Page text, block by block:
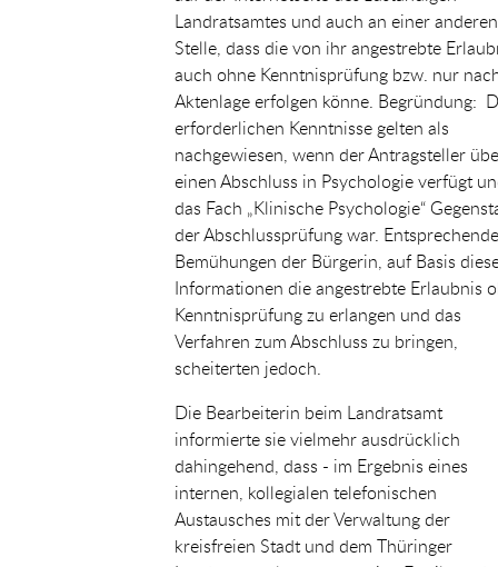
Landratsamtes und auch an einer anderen
Stelle, dass die von ihr angestrebte
auch ohne Kenntnisprüfung bzw. nur
Aktenlage erfolgen könne. Begründung:
erforderlichen Kenntnisse gelten als
nachgewiesen, wenn der Antragsteller
einen Abschluss in Psychologie verfügt
das Fach „Klinische Psychologie“
der Abschlussprüfung war. Entsprechende
Bemühungen der Bürgerin, auf Basis
Informationen die angestrebte Erlaubnis
Kenntnisprüfung zu erlangen und das
Verfahren zum Abschluss zu bringen,
scheiterten jedoch.
Die Bearbeiterin beim Landratsamt
informierte sie vielmehr ausdrücklich
dahingehend, dass - im Ergebnis eines
internen, kollegialen telefonischen
Austausches mit der Verwaltung der
kreisfreien Stadt und dem Thüringer